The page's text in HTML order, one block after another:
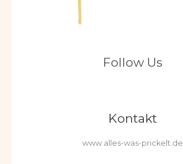
Follow Us
Kontakt
www.alles-was-prickelt.de